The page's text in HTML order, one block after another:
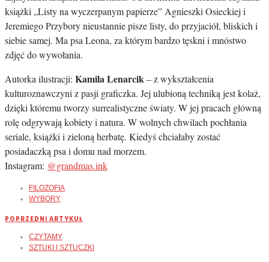
książki „Listy na wyczerpanym papierze” Agnieszki Osieckiej i
Jeremiego Przybory nieustannie pisze listy, do przyjaciół, bliskich i
siebie samej. Ma psa Leona, za którym bardzo tęskni i mnóstwo
zdjęć do wywołania.
Autorka ilustracji: Kamila Lenarcik– z wykształcenia
kulturoznawczyni z pasji graficzka. Jej ulubioną techniką jest kolaż,
dzięki któremu tworzy surrealistyczne światy. W jej pracach główną
rolę odgrywają kobiety i natura. W wolnych chwilach pochłania
seriale, książki i zieloną herbatę. Kiedyś chciałaby zostać
posiadaczką psa i domu nad morzem.
Instagram: @grandmas.ink
FILOZOFIA
WYBORY
POPRZEDNI ARTYKUŁ
CZYTAMY
SZTUKI I SZTUCZKI